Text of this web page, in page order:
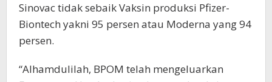
Sinovac tidak sebaik Vaksin produksi Pfizer-
Biontech yakni 95 persen atau Moderna yang 94
persen.
“Alhamdulilah, BPOM telah mengeluarkan